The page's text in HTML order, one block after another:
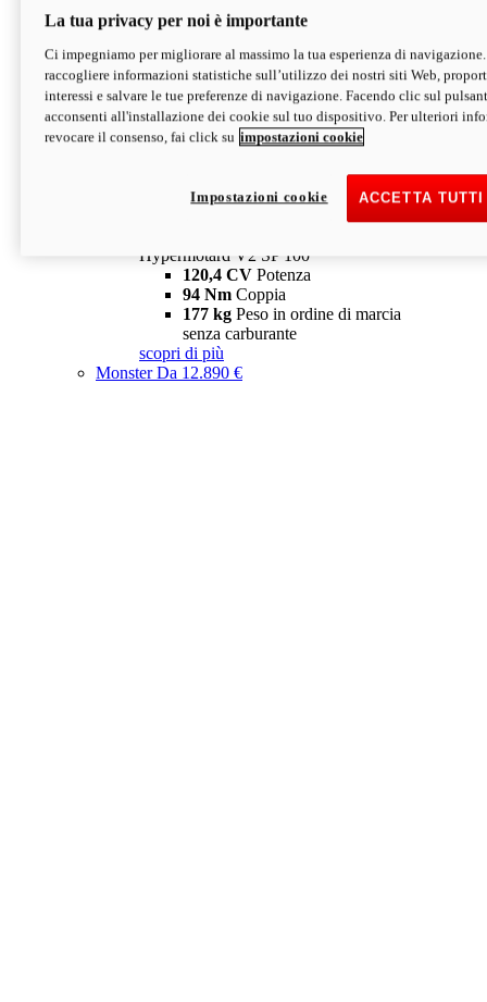
V2 SP
Hypermotard V2 SP
120,4 CVPotenza
94 NmCoppia
177 kgPeso in ordine di marcia
senza carburante
Depotenziata 35 kW: 18.890 € i
configura scopri di più
Hypermotard V2 SP 100
120,4 CV Potenza
94 Nm Coppia
177 kg Peso in ordine di marcia
senza carburante
scopri di più
MonsterDa 12.890 €
La tua privacy per noi è importante
Ci impegniamo per migliorare al massimo la tua esperienza di
raccogliere informazioni statistiche sull’utilizzo dei nostri siti Web,
interessi e salvare le tue preferenze di navigazione. Facendo clic sul
acconsenti all'installazione dei cookie sul tuo dispositivo. Per ulteriori
revocare il consenso, fai click su impostazioni cookie
ACCETTA
Impostazioni cookie